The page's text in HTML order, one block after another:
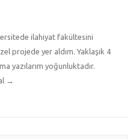
ilahiyat fakültesini
projede yer aldım. Yaklaşık 4
yazılarım yoğunluktadır.
→